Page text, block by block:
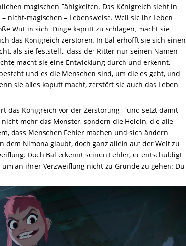
magischen Fähigkeiten. Das Königreich sieht in
nicht-magischen – Lebensweise. Weil sie ihr Leben
Wut in sich. Dinge kaputt zu schlagen, macht sie
das Königreich zerstören. In Bal erhofft sie sich einen
als sie feststellt, dass der Ritter nur seinen Namen
macht sie eine Entwicklung durch und erkennt,
und es die Menschen sind, um die es geht, und
sie alles kaputt macht, zerstört sie auch das Leben
das Königreich vor der Zerstörung – und setzt damit
mehr das Monster, sondern die Heldin, die alle
dass Menschen Fehler machen und sich ändern
dem Nimona glaubt, doch ganz allein auf der Welt zu
Doch Bal erkennt seinen Fehler, er entschuldigt
an ihrer Verzweiflung nicht zu Grunde zu gehen: Du